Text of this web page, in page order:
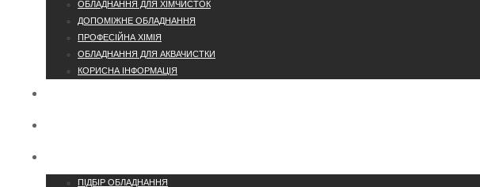
ОБЛАДНАННЯ ДЛЯ ХІМЧИСТОК
ДОПОМІЖНЕ ОБЛАДНАННЯ
ПРОФЕСІЙНА ХІМІЯ
ОБЛАДНАННЯ ДЛЯ АКВАЧИСТКИ
КОРИСНА ІНФОРМАЦІЯ
ПІДБІР ОБЛАДНАННЯ